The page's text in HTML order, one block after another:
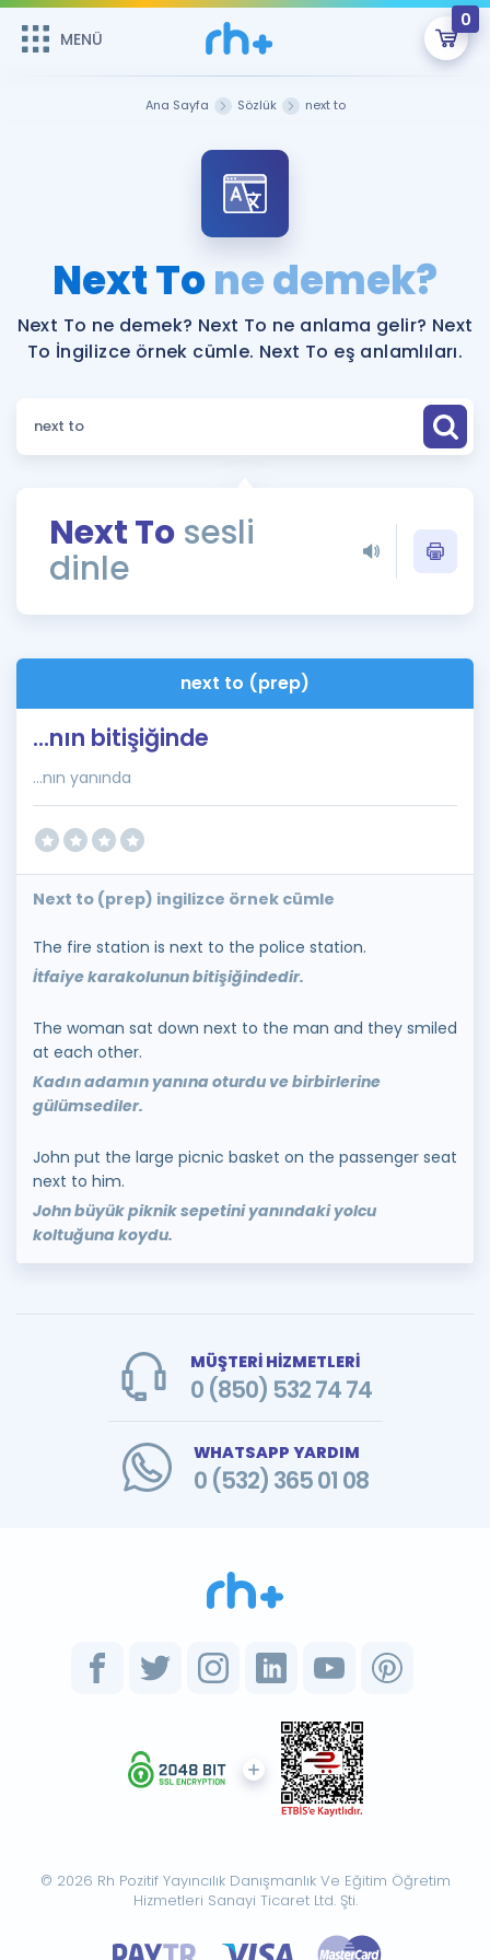
MENÜ
0
ÜYE DEĞİLİM
Sepetin Şu An Boş.
Remzi Hoca ile seni sınava hazırlayacak onlarca eğitim seni
bekliyor!
MENÜ
Faydalı Araçlar
Sözlük
Rehberlik Aracı
Kampanyalar
Blog
İngilizce Gramer
Ana Sayfa Sözlük next to
Next Tone demek?
Next To ne demek? Next To ne anlama gelir? Next
To İngilizce örnek cümle. Next To eş anlamlıları.
Next To sesli
dinle
next to (prep)
...nın bitişiğinde
...nın yanında
Next to (prep) ingilizce örnek cümle
The fire station is next to the police station.
İtfaiye karakolunun bitişiğindedir.
The woman sat down next to the man and they smiled
at each other.
Kadın adamın yanına oturdu ve birbirlerine
gülümsediler.
John put the large picnic basket on the passenger seat
next to him.
John büyük piknik sepetini yanındaki yolcu
koltuğuna koydu.
MÜŞTERİ HİZMETLERİ
0 (850) 532 74 74
WHATSAPP YARDIM
0 (532) 365 01 08
© 2026 Rh Pozitif Yayıncılık Danışmanlık Ve Eğitim Öğretim
Hizmetleri Sanayi Ticaret Ltd. Şti.